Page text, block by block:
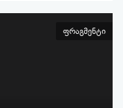
ფრაგმენტი